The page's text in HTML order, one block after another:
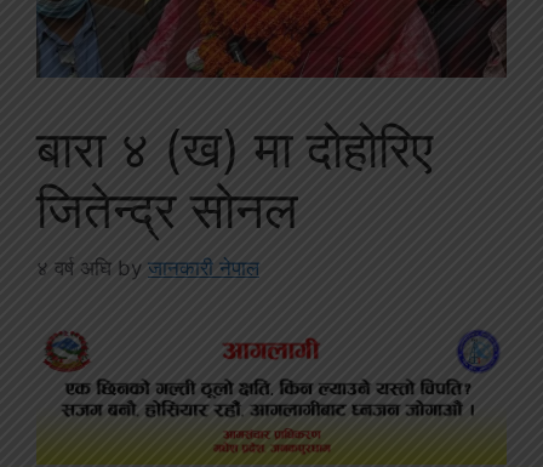
बारा ४ (ख) मा दोहोरिए
जितेन्द्र सोनल
४ वर्ष अघि by जानकारी नेपाल